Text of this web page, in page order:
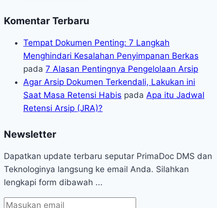
Komentar Terbaru
Tempat Dokumen Penting: 7 Langkah
Menghindari Kesalahan Penyimpanan Berkas
pada 7 Alasan Pentingnya Pengelolaan Arsip
Agar Arsip Dokumen Terkendali, Lakukan ini
Saat Masa Retensi Habis pada Apa itu Jadwal
Retensi Arsip (JRA)?
Newsletter
Dapatkan update terbaru seputar PrimaDoc DMS dan
Teknologinya langsung ke email Anda. Silahkan
lengkapi form dibawah ...